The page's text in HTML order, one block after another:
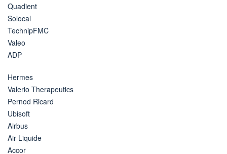
Quadient
Solocal
TechnipFMC
Valeo
ADP
Hermes
Valerio Therapeutics
Pernod Ricard
Ubisoft
Airbus
Air Liquide
Accor